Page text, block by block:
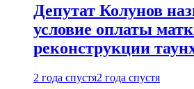
Депутат Колунов
условие оплаты
реконструкции
2 года спустя2 года спустя